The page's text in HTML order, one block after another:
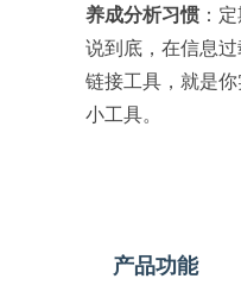
养成分析习惯 ：
说到底，在信息
链接工具，就是
小工具。
产品功能